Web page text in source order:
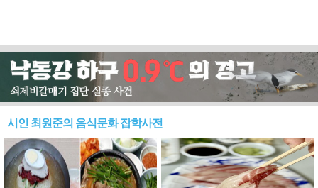
시인 최원준의 음식문화 잡학사전